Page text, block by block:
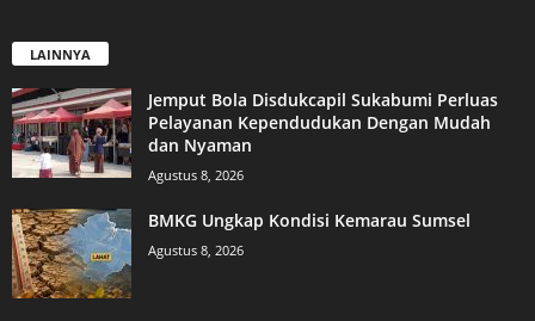
LAINNYA
Jemput Bola Disdukcapil Sukabumi Perluas
Pelayanan Kependudukan Dengan Mudah
dan Nyaman
Agustus 8, 2026
BMKG Ungkap Kondisi Kemarau Sumsel
Agustus 8, 2026